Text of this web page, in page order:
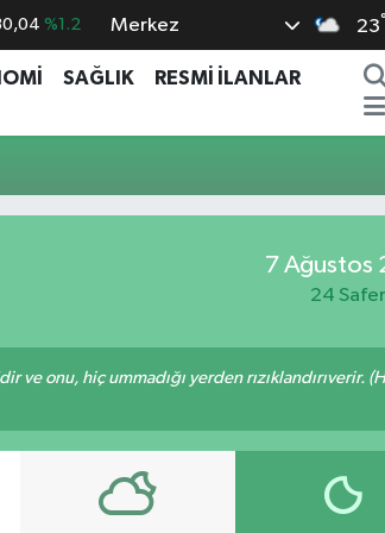
%1.2
%0.17
%2.59
Merkez 23°
SAĞLIK
RESMİ İLANLAR
7 Ağustos
24
onu, hiç ummadığı yerden rızıklandırıverir.